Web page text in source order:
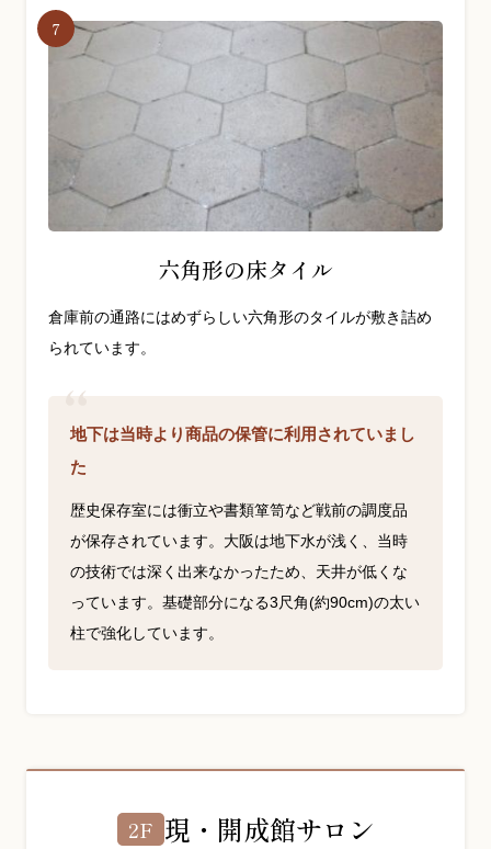
六角形の床タイル
倉庫前の通路にはめずらしい六角形のタイルが敷き詰め
られています。
地下は当時より商品の保管に利用されていまし
た
歴史保存室には衝立や書類箪笥など戦前の調度品
が保存されています。大阪は地下水が浅く、当時
の技術では深く出来なかったため、天井が低くな
っています。基礎部分になる3尺角(約90cm)の太い
柱で強化しています。
2F 現・開成館サロン